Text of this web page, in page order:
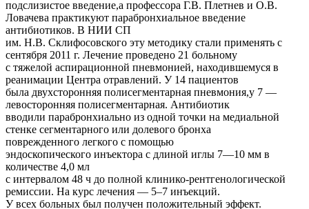
подслизистое введение,а профессора Г.В. Плетнев и О.В.
Ловачева практикуют парабронхиальное введение
антибиотиков. В НИИ СП
им. Н.В. Склифосовского эту методику стали применять с
сентября 2011 г. Лечение проведено 21 больному
с тяжелой аспирационной пневмонией, находившемуся в
реанимации Центра отравлений. У 14 пациентов
была двухсторонняя полисегментарная пневмония,у 7 —
левосторонняя полисегментарная. Антибиотик
вводили парабронхиально из одной точки на медиальной
стенке сегментарного или долевого бронха
поврежденного легкого с помощью
эндоскопического инъектора с длиной иглы 7—10 мм в
количестве 4,0 мл
с интервалом 48 ч до полной клинико-рентгенологической
ремиссии. На курс лечения — 5–7 инъекций.
У всех больных был получен положительный эффект.